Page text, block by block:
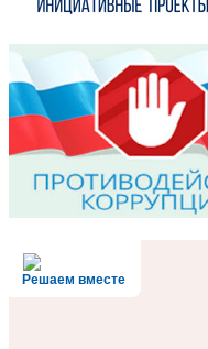
Решаем вместе